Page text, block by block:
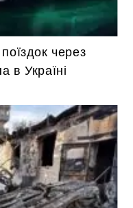
через
в Україні